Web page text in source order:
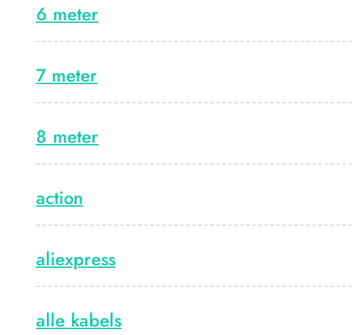
6 meter
7 meter
8 meter
action
aliexpress
alle kabels